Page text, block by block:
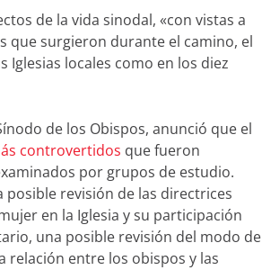
de la vida sinodal, «con vistas a
que surgieron durante el camino, el
locales como en los diez
de los Obispos, anunció que el
controvertidos que fueron
por grupos de estudio.
posible revisión de las directrices
en la Iglesia y su participación
una posible revisión del modo de
relación entre los obispos y las